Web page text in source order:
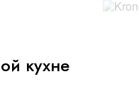
кухне